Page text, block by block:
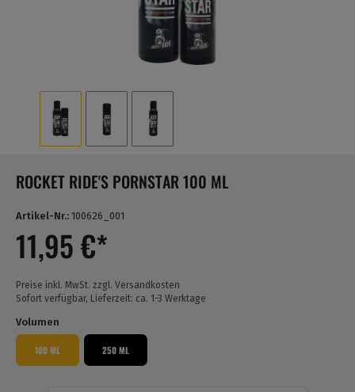
ROCKET RIDE'S PORNSTAR 100 ML
Artikel-Nr.: 100626_001
11,95 €*
Preise inkl. MwSt. zzgl. Versandkosten
Sofort verfügbar, Lieferzeit: ca. 1-3 Werktage
Volumen
100 ML 250 ML